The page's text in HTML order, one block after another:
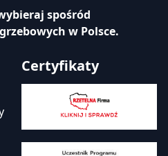
spośród
w Polsce.
Certyfikaty